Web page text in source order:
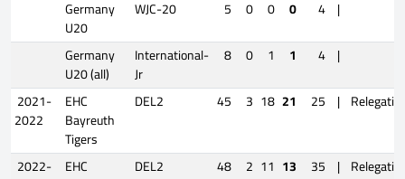
Germany
U20
WJC-20 5 0 0 0 4 |
Germany
U20 (all)
International-
Jr
8 0 1 1 4 |
2021-
2022
EHC
Bayreuth
Tigers
DEL2 45 3 18 21 25 |
2022-
EHC
DEL2 48 2 11 13 35 |